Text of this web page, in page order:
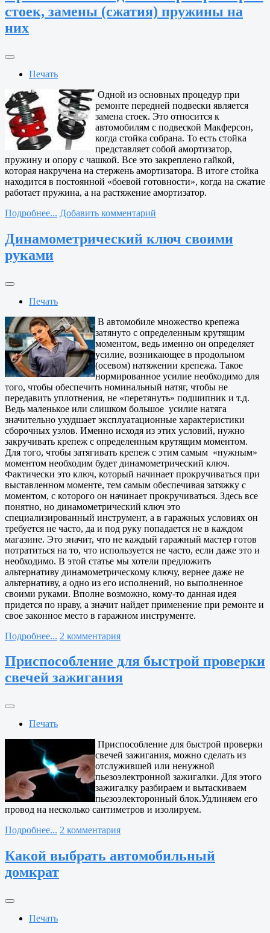
стоек, замены (сжатия) пружины на
них
Печать
Одной из основных процедур при
ремонте передней подвески является
замена стоек. Это относится к
автомобилям с подвеской Макферсон,
когда стойка собрана. То есть стойка
представляет собой амортизатор,
пружину и опору с чашкой. Все это закреплено гайкой,
которая накручена на стержень амортизатора. В итоге стойка
находится в постоянной «боевой готовности», когда на сжатие
работает пружина, а на растяжение амортизатор.
Подробнее... Добавить комментарий
Динамометрический ключ своими
руками
Печать
В автомобиле множество крепежа
затянуто с определенным крутящим
моментом, ведь именно он определяет
усилие, возникающее в продольном
(осевом) натяжении крепежа. Такое
нормированное усилие необходимо для
того, чтобы обеспечить номинальный натяг, чтобы не
передавить уплотнения, не «перетянуть» подшипник и т.д.
Ведь маленькое или слишком большое усилие натяга
значительно ухудшает эксплуатационные характеристики
сборочных узлов. Именно исходя из этих условий, нужно
закручивать крепеж с определенным крутящим моментом.
Для того, чтобы затягивать крепеж с этим самым «нужным»
моментом необходим будет динамометрический ключ.
Фактически это ключ, который начинает прокручиваться при
выставленном моменте, тем самым обеспечивая затяжку с
моментом, с которого он начинает прокручиваться. Здесь все
понятно, но динамометрический ключ это
специализированный инструмент, а в гаражных условиях он
требуется не часто, да и под руку попадается не в каждом
магазине. Это значит, что не каждый гаражный мастер готов
потратиться на то, что используется не часто, если даже это и
необходимо. В этой статье мы хотели предложить
альтернативу динамометрическому ключу, вернее даже не
альтернативу, а одно из его исполнений, но выполненное
своими руками. Вполне возможно, кому-то данная идея
придется по нраву, а значит найдет применение при ремонте и
свое законное место в гаражном инструменте.
Подробнее... 2 комментария
Приспособление для быстрой проверки
свечей зажигания
Печать
Приспособление для быстрой проверки
свечей зажигания, можно сделать из
отслужившей или ненужной
пьезоэлектронной зажигалки. Для этого
зажигалку разбираем и вытаскиваем
пьезоэлекторонный блок.Удлиняем его
провод на несколько сантиметров и изолируем.
Подробнее... 2 комментария
Какой выбрать автомобильный
домкрат
Печать